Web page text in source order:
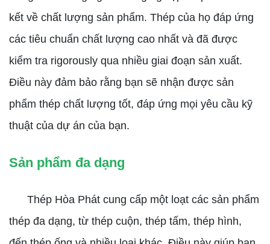
kết về chất lượng sản phẩm. Thép của họ đáp ứng
các tiêu chuẩn chất lượng cao nhất và đã được
kiểm tra rigorously qua nhiều giai đoạn sản xuất.
Điều này đảm bảo rằng bạn sẽ nhận được sản
phẩm thép chất lượng tốt, đáp ứng mọi yêu cầu kỹ
thuật của dự án của bạn.
Sản phẩm đa dạng
Thép Hòa Phát cung cấp một loạt các sản phẩm
thép đa dạng, từ thép cuộn, thép tấm, thép hình,